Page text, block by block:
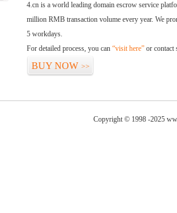
4.cn is a world leading domain escrow service
million RMB transaction volume every year. We
5 workdays.
For detailed process, you can “visit here” or contact
BUY NOW >>
Copyright © 1998 -2025